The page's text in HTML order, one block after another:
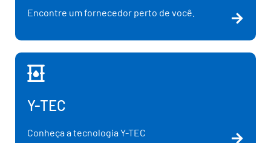
Encontre um fornecedor perto de você.
Y-TEC
Conheça a tecnologia Y-TEC